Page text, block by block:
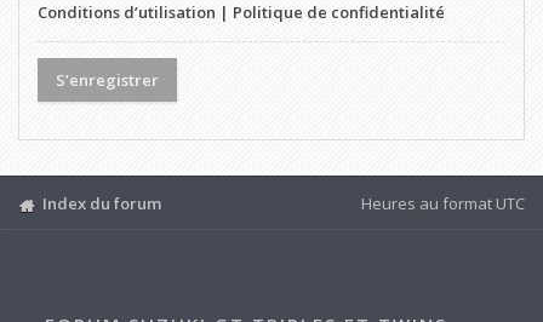
Conditions d’utilisation | Politique de confidentialité
S’enregistrer
Index du forum Heures au format UTC